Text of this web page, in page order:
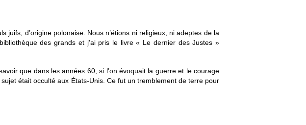
juifs, d’origine polonaise. Nous n’étions ni religieux, ni adeptes de la
des grands et j’ai pris le livre « Le dernier des Justes »
que dans les années 60, si l’on évoquait la guerre et le courage
était occulté aux États-Unis. Ce fut un tremblement de terre pour